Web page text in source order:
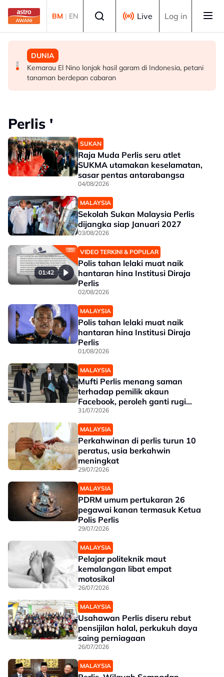
Skip to main content
BM | EN Live Log in
DUNIA
Greece keluar amaran merah susulan risiko kebakaran
hutan sangat tinggi
SUKAN
Al Ahli lantik Marino Pusic sebagai ketua jurulatih
baharu
DUNIA
Kemarau El Nino lonjak hasil garam di Indonesia, petani
tanaman berdepan cabaran
Perlis '
SUKAN
Raja Muda Perlis seru atlet
SUKMA utamakan keselamatan,
sasar pentas antarabangsa
04/08/2026
MALAYSIA
Sekolah Sukan Malaysia Perlis
dijangka siap Januari 2027
03/08/2026
01:42
VIDEO TERKINI & POPULAR
Polis tahan lelaki muat naik
hantaran hina Institusi Diraja
Perlis
02/08/2026
MALAYSIA
Polis tahan lelaki muat naik
hantaran hina Institusi Diraja
Perlis
01/08/2026
MALAYSIA
Mufti Perlis menang saman
terhadap pemilik akaun
Facebook, peroleh ganti rugi
RM250,000
31/07/2026
MALAYSIA
Perkahwinan di perlis turun 10
peratus, usia berkahwin
meningkat
29/07/2026
MALAYSIA
PDRM umum pertukaran 26
pegawai kanan termasuk Ketua
Polis Perlis
29/07/2026
MALAYSIA
Pelajar politeknik maut
kemalangan libat empat
motosikal
26/07/2026
MALAYSIA
Usahawan Perlis diseru rebut
pensijilan halal, perkukuh daya
saing perniagaan
26/07/2026
MALAYSIA